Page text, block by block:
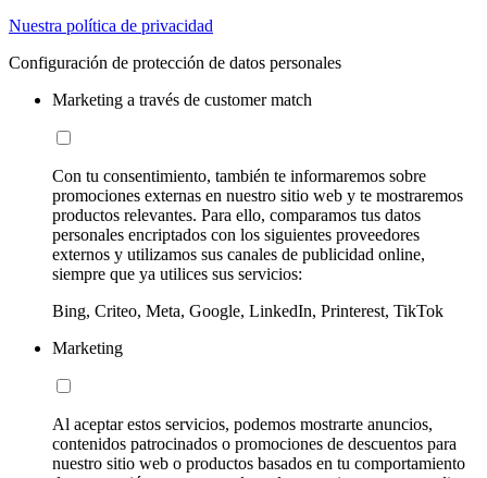
Nuestra política de privacidad
Configuración de protección de datos personales
Marketing a través de customer match
Con tu consentimiento, también te informaremos sobre
promociones externas en nuestro sitio web y te mostraremos
productos relevantes. Para ello, comparamos tus datos
personales encriptados con los siguientes proveedores
externos y utilizamos sus canales de publicidad online,
siempre que ya utilices sus servicios:
Bing, Criteo, Meta, Google, LinkedIn, Printerest, TikTok
Marketing
Al aceptar estos servicios, podemos mostrarte anuncios,
contenidos patrocinados o promociones de descuentos para
nuestro sitio web o productos basados en tu comportamiento